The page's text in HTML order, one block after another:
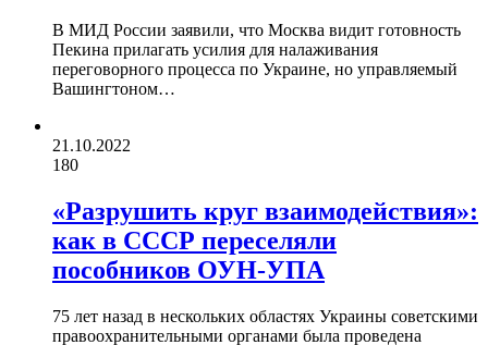
В МИД России заявили, что Москва видит готовность
Пекина прилагать усилия для налаживания
переговорного процесса по Украине, но управляемый
Вашингтоном…
21.10.2022
180
«Разрушить круг взаимодействия»:
как в СССР переселяли
пособников ОУН-УПА
75 лет назад в нескольких областях Украины советскими
правоохранительными органами была проведена